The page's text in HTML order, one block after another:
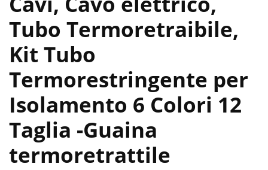
Tubo Termoretraibile,
Kit Tubo
Termorestringente per
Isolamento 6 Colori 12
Taglia -Guaina
termoretrattile